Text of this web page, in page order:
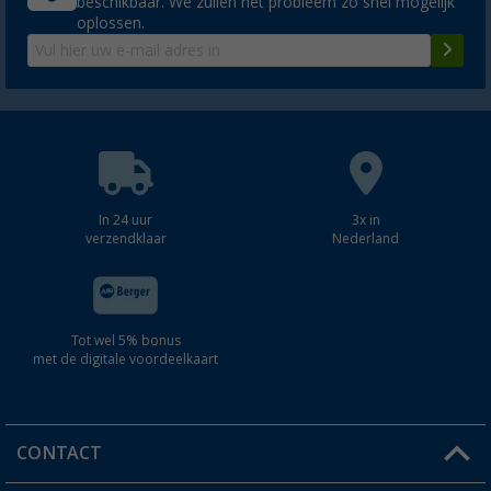
oplossen.
In 24 uur
verzendklaar
3x in
Nederland
Tot wel 5% bonus
met de digitale voordeelkaart
CONTACT